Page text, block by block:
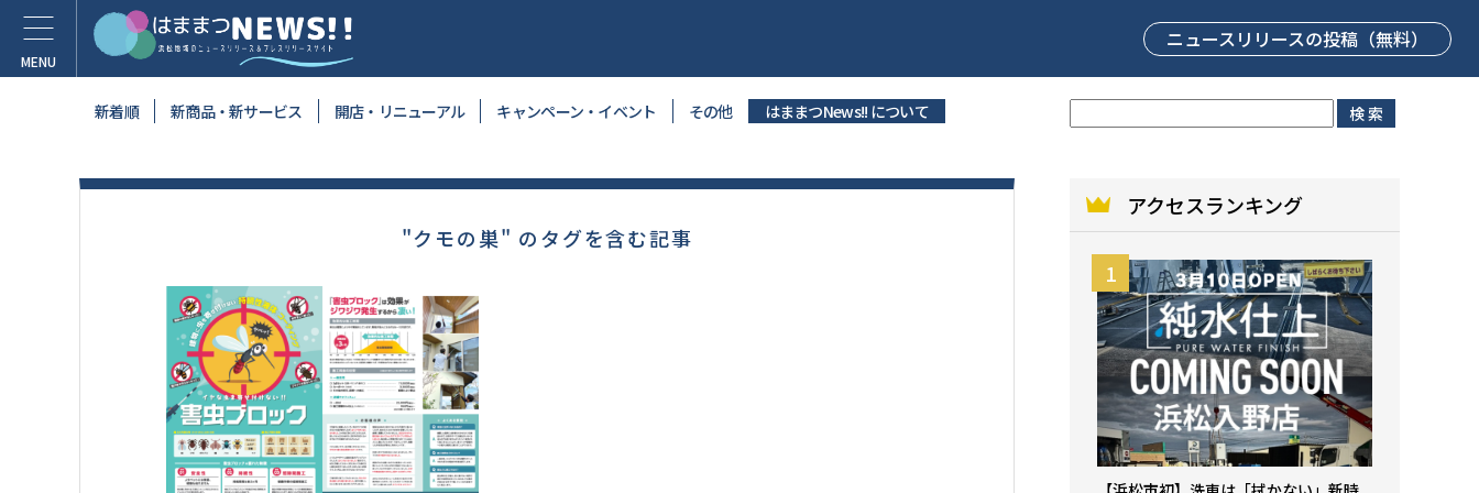
ニュースリリースの投稿（無料）
新着順 新商品・新サービス 開店・リニューアル キャンペーン・イベント その他 はままつNews!! について
"クモの巣" のタグを含む記事
アクセスランキング